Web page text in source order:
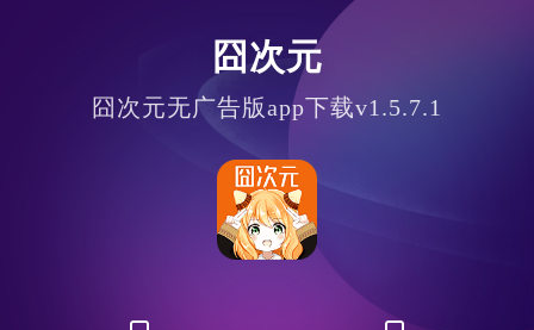
囧次元
囧次元无广告版app下载v1.5.7.1